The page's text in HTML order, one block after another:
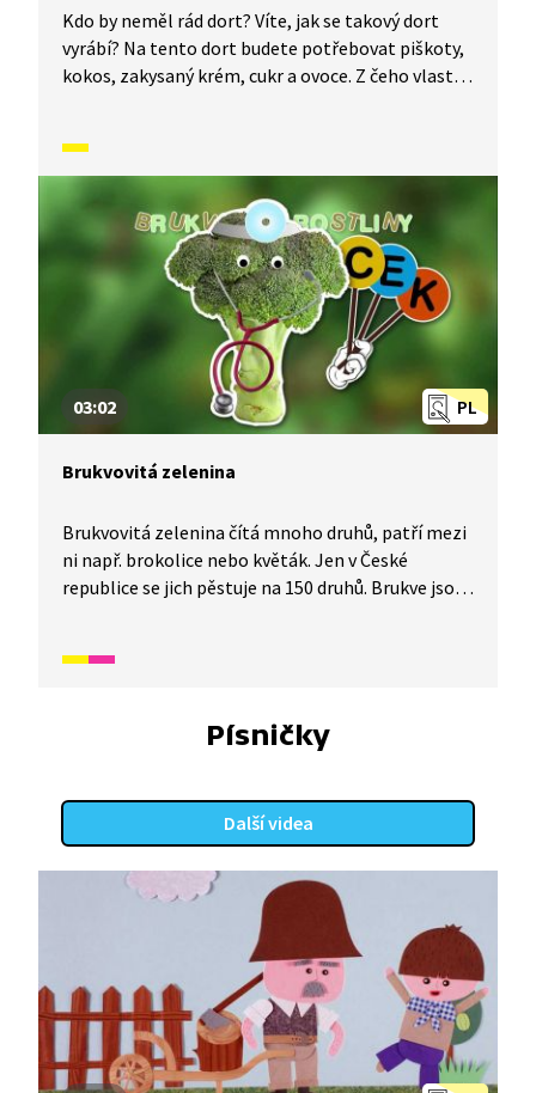
Kdo by neměl rád dort? Víte, jak se takový dort
vyrábí? Na tento dort budete potřebovat piškoty,
kokos, zakysaný krém, cukr a ovoce. Z čeho vlastně
z kokosu vyrobit? Znáte rozdíl mezi kokosovým
mlékem a jogurtem? Odpovědi na všechny tyto
a další otázky najdete v tomto díle.
PL
03:02
Brukvovitá zelenina
Brukvovitá zelenina čítá mnoho druhů, patří mezi
ni např. brokolice nebo květák. Jen v České
republice se jich pěstuje na 150 druhů. Brukve jsou
Písničky
Další videa